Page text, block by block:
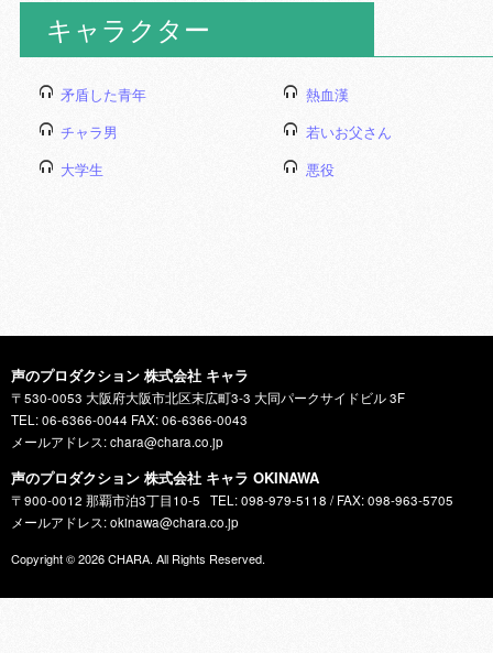
キャラクター
矛盾した青年
熱血漢
チャラ男
若いお父さん
大学生
悪役
声のプロダクション 株式会社 キャラ
〒530-0053 大阪府大阪市北区末広町3-3 大同パークサイドビル 3F
TEL: 06-6366-0044 FAX: 06-6366-0043
メールアドレス: chara@chara.co.jp
声のプロダクション 株式会社 キャラ OKINAWA
〒900-0012 那覇市泊3丁目10-5
TEL: 098-979-5118 / FAX: 098-963-5705
メールアドレス: okinawa@chara.co.jp
Copyright © 2026CHARA. All Rights Reserved.